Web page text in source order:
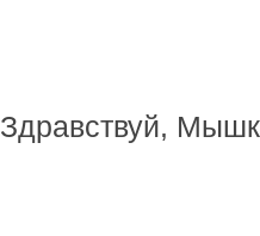
Здравствуй,